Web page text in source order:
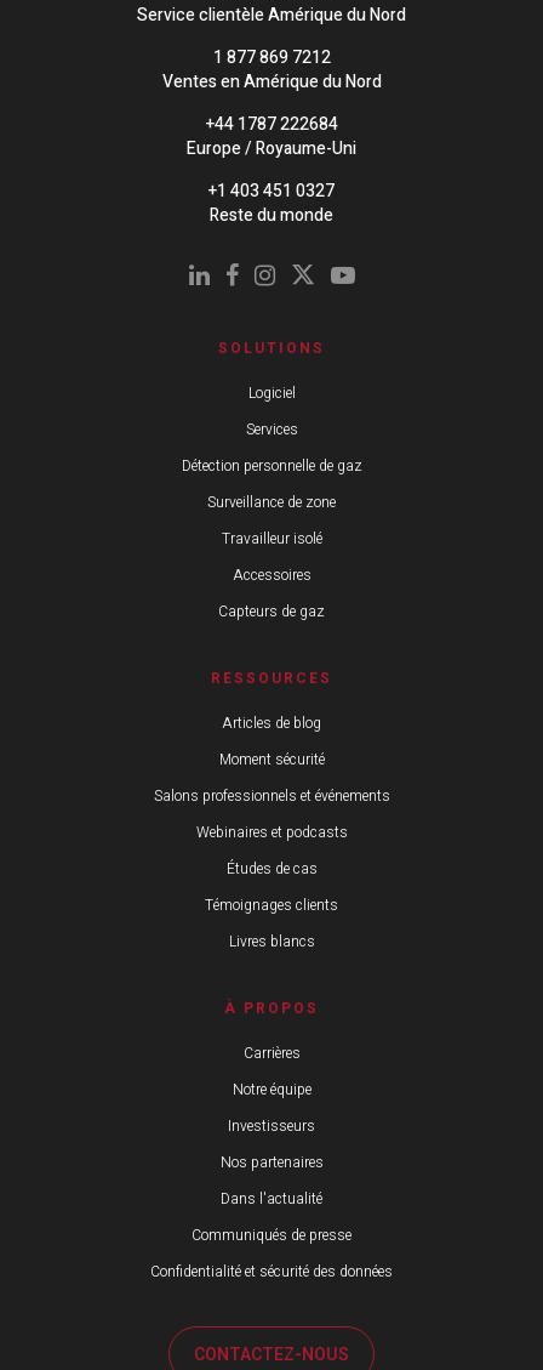
Service clientèle Amérique du Nord
1 877 869 7212
Ventes en Amérique du Nord
+44 1787 222684
Europe / Royaume-Uni
+1 403 451 0327
Reste du monde
SOLUTIONS
Logiciel
Services
Détection personnelle de gaz
Surveillance de zone
Travailleur isolé
Accessoires
Capteurs de gaz
RESSOURCES
Articles de blog
Moment sécurité
Salons professionnels et événements
Webinaires et podcasts
Études de cas
Témoignages clients
Livres blancs
À PROPOS
Carrières
Notre équipe
Investisseurs
Nos partenaires
Dans l'actualité
Communiqués de presse
Confidentialité et sécurité des données
CONTACTEZ-NOUS